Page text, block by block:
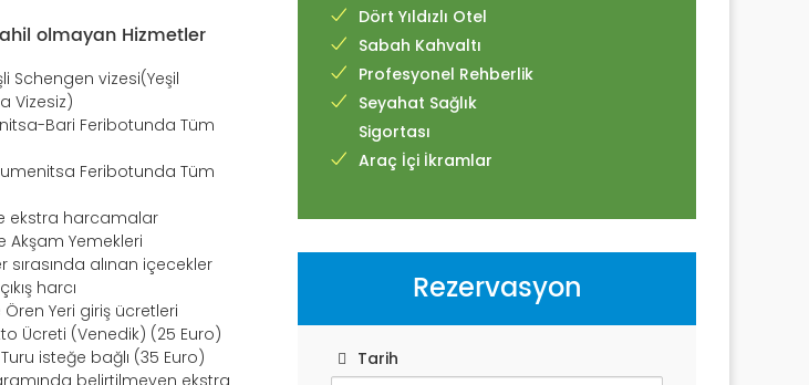
olmayan Hizmetler
Schengen vizesi(Yeşil
Vizesiz)
Bari Feribotunda Tüm
Feribotunda Tüm
ekstra harcamalar
Akşam Yemekleri
sırasında alınan içecekler
harcı
Ören Yeri giriş ücretleri
Ücreti (Venedik) (25 Euro)
isteğe bağlı (35 Euro)
belirtilmeyen ekstra
Dört Yıldızlı Otel
Sabah Kahvaltı
Profesyonel Rehberlik
Seyahat Sağlık
Sigortası
Araç İçi İkramlar
Rezervasyon
Tarih